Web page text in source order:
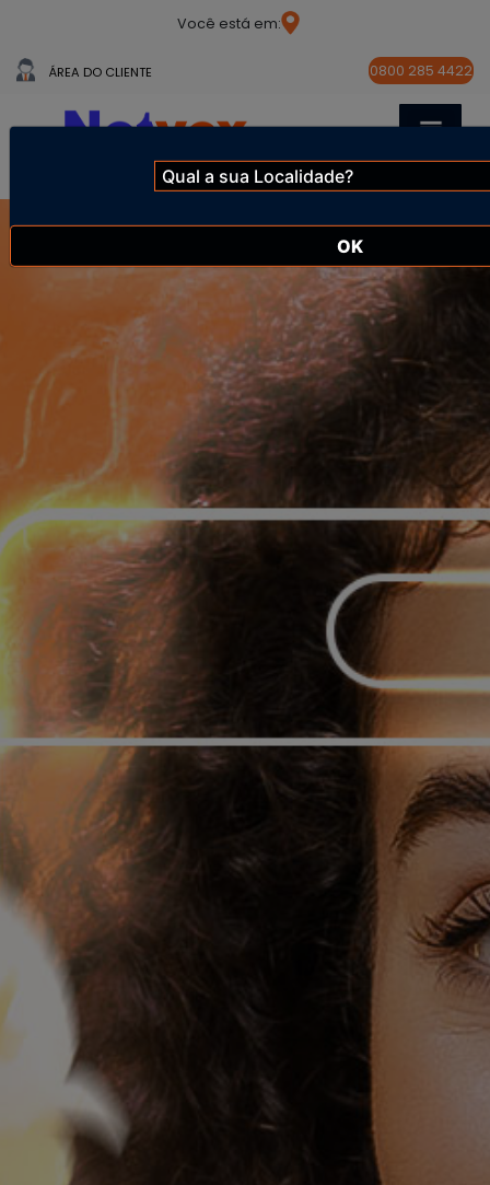
Você está em:
ÁREA DO CLIENTE 0800 285 4422
OK